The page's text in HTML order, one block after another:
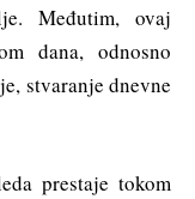
Međutim, ovaj
dana, odnosno
stvaranje dnevne
prestaje tokom